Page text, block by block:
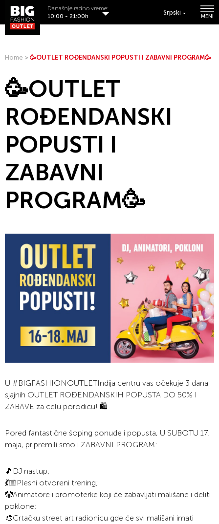
Srpski
MENI
Današnje radno vreme:
10:00 - 21:00h
Home > 🥳OUTLET ROĐENDANSKI POPUSTI I ZABAVNI PROGRAM🥳
🥳OUTLET
ROĐENDANSKI
POPUSTI I
ZABAVNI
PROGRAM🥳
U #BIGFASHIONOUTLETInđija centru vas očekuje 3 dana
sjajnih OUTLET ROĐENDANSKIH POPUSTA DO 50% I
ZABAVE za celu porodicu! 🛍
Pored fantastične šoping ponude i popusta, U SUBOTU 17.
maja, pripremili smo i ZABAVNI PROGRAM:
🎵DJ nastup;
💃🏼Plesni otvoreni trening;
🤡Animatore i promoterke koji će zabavljati mališane i deliti
poklone;
🎨Crtačku street art radionicu gde će svi mališani imati